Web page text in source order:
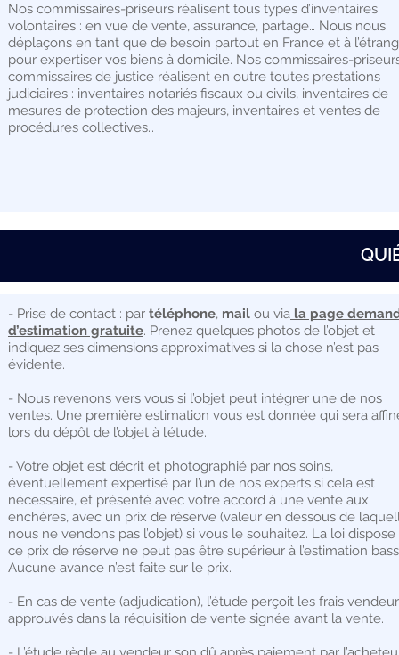
Nos commissaires-priseurs réalisent tous types d’inventaires
volontaires : en vue de vente, assurance, partage… Nous nous
déplaçons en tant que de besoin partout en France et à
pour expertiser vos biens à domicile. Nos commissaires-
commissaires de justice réalisent en outre toutes prestations
judiciaires : inventaires notariés fiscaux ou civils, inventaires de
mesures de protection des majeurs, inventaires et ventes de
procédures collectives…
- Prise de contact : par téléphone, mail ou via la page
d’estimation gratuite. Prenez quelques photos de l’objet et
indiquez ses dimensions approximatives si la chose n’est pas
évidente.
- Nous revenons vers vous si l’objet peut intégrer une de nos
ventes. Une première estimation vous est donnée qui sera
lors du dépôt de l’objet à l’étude.
- Votre objet est décrit et photographié par nos soins,
éventuellement expertisé par l’un de nos experts si cela est
nécessaire, et présenté avec votre accord à une vente aux
enchères, avec un prix de réserve (valeur en dessous de
nous ne vendons pas l’objet) si vous le souhaitez. La loi
ce prix de réserve ne peut pas être supérieur à l’estimation
Aucune avance n’est faite sur le prix.
- En cas de vente (adjudication), l’étude perçoit les frais
approuvés dans la réquisition de vente signée avant la vente.